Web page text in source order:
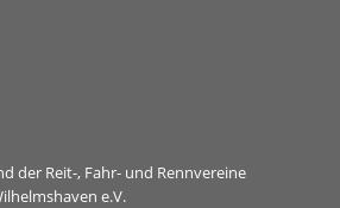
der Reit-, Fahr- und Rennvereine
e.V.